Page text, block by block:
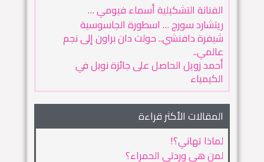
الفنانة التشكيلية أسماء فيومي …
ريتشارد سورج … اسطورة الجاسوسية
شيفرة دافنشي.. حولت دان براون إلى نجم
عالمي..
أحمد زويل الحاصل على جائزة نوبل في
الكيمياء
المقالات الأكثر قراءة
لماذا تهاني؟!
لمن هي وردتي الحمراء؟